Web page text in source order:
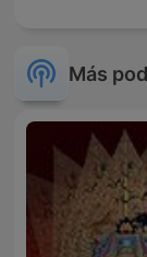
Más